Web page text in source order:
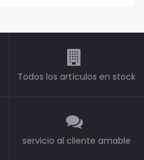
Todos los artículos en stock
servicio al cliente amable